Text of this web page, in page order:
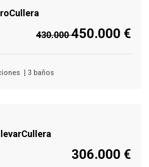
430.000450.000 €
3 baños
306.000 €